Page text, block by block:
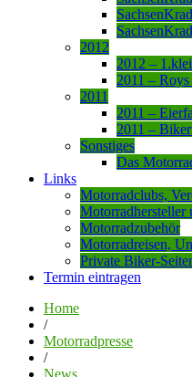
2012
2012 –
2011 –
2011
2011 –
2011 –
Sonstiges
Das
Links
Motorradclubs,
Motorradhersteller
Motorradzubehör
Motorradreisen,
Private Biker-
Termin eintragen
Home
/
Motorradpresse
/
News